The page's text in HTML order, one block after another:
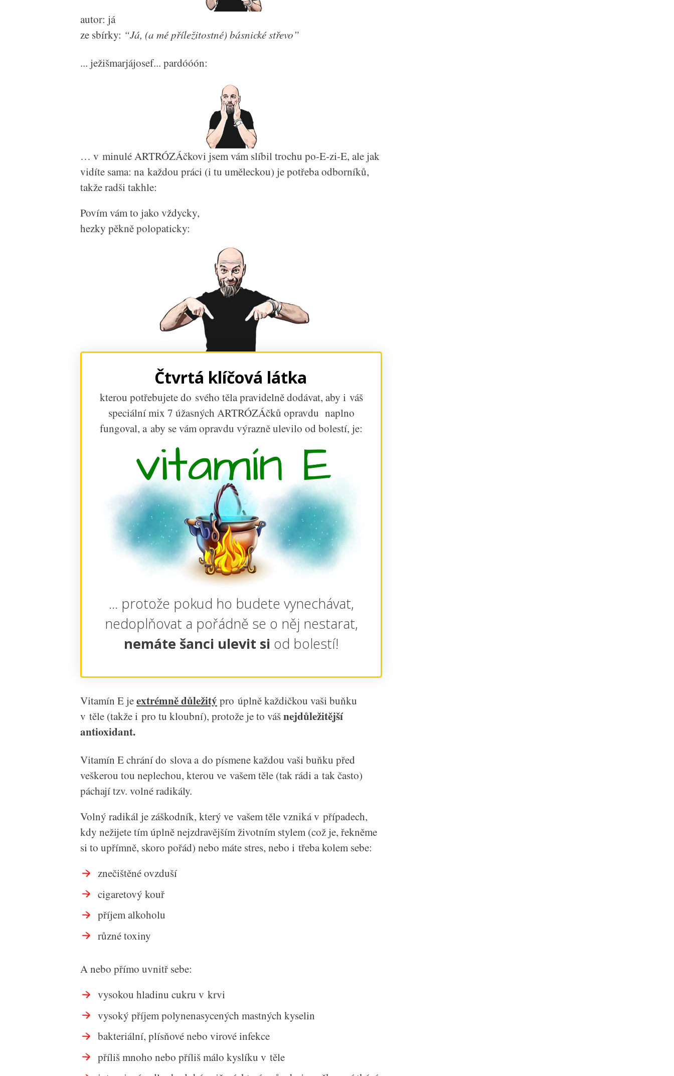
autor: já
ze sbírky: “Já, (a mé příležitostné) básnické střevo”
... ježišmarjájosef... pardóóón:
… v minulé ARTRÓZÁčkovi jsem vám slíbil trochu po-E-zi-E, ale jak
vidíte sama: na každou práci (i tu uměleckou) je potřeba odborníků,
takže radši takhle:
Povím vám to jako vždycky,
hezky pěkně polopaticky:
Čtvrtá klíčová látka
kterou potřebujete do svého těla pravidelně dodávat, aby i váš
speciální mix 7 úžasných ARTRÓZÁčků opravdu naplno
fungoval, a aby se vám opravdu výrazně ulevilo od bolestí, je:
... protože pokud ho budete vynechávat,
nedoplňovat a pořádně se o něj nestarat,
nemáte šanci ulevit si od bolestí!
Vitamín E jeextrémně důležitý pro úplně každičkou vaši buňku
v těle (takže i pro tu kloubní), protože je to vášnejdůležitější
antioxidant.
Vitamín E chrání do slova a do písmene každou vaši buňku před
veškerou tou neplechou, kterou ve vašem těle (tak rádi a tak často)
páchají tzv. volné radikály.
Volný radikál je záškodník, který ve vašem těle vzniká v případech,
kdy nežijete tím úplně nejzdravějším životním stylem (což je, řekněme
si to upřímně, skoro pořád) nebo máte stres, nebo i třeba kolem sebe:
znečištěné ovzduší
cigaretový kouř
příjem alkoholu
různé toxiny
A nebo přímo uvnitř sebe:
vysokou hladinu cukru v krvi
vysoký příjem polynenasycených mastných kyselin
bakteriální, plísňové nebo virové infekce
příliš mnoho nebo příliš málo kyslíku v těle